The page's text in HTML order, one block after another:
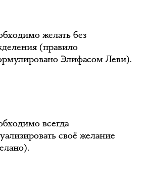
желать без
(правило
Элифасом Леви).
всегда
своё желание